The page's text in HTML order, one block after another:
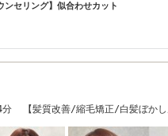
ンセリング】似合わせカット
【髪質改善/縮毛矯正/白髪ぼかし/